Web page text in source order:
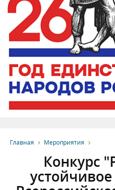
Главная Мероприятия
Конкурс